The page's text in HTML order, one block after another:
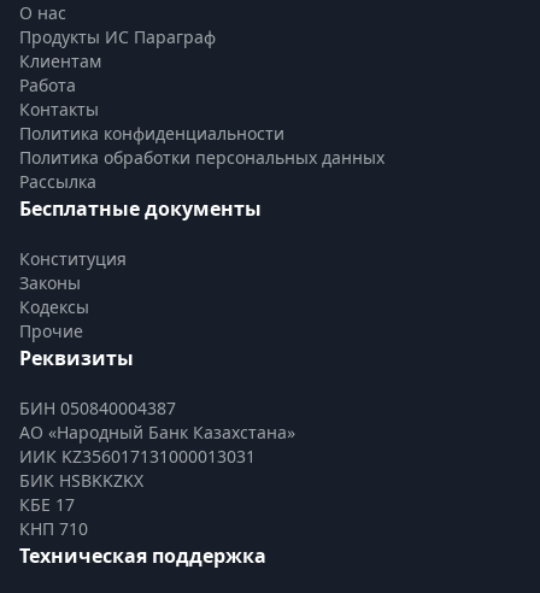
О нас
Продукты ИС Параграф
Клиентам
Работа
Контакты
Политика конфиденциальности
Политика обработки персональных данных
Рассылка
Бесплатные документы
Конституция
Законы
Кодексы
Прочие
Реквизиты
БИН 050840004387
АО «Народный Банк Казахстана»
ИИК KZ356017131000013031
БИК HSBKKZKX
КБЕ 17
КНП 710
Техническая поддержка